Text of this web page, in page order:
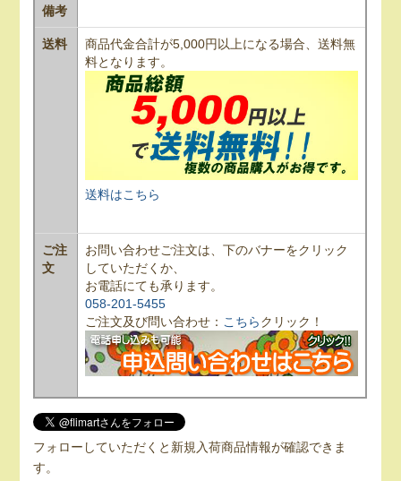
備考
送料
商品代金合計が5,000円以上になる場合、送料無
料となります。
送料はこちら
ご注
文
お問い合わせご注文は、下のバナーをクリック
していただくか、
お電話にても承ります。
058-201-5455
ご注文及び問い合わせ： こちらクリック！
フォローしていただくと新規入荷商品情報が確認できま
す。